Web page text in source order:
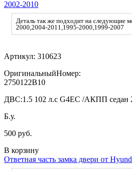
2002-2010
Деталь так же подходит на следующие
2000,2004-2011,1995-2000,1999-2007
Артикул: 310623
ОригинальныйНомер:
2750122B10
ДВС:1.5 102 л.с G4EC /АКПП седан
Б.у.
500 руб.
В корзину
Ответная часть замка двери от